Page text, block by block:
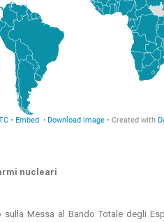
nucleari
sulla Messa al Bando Totale degli